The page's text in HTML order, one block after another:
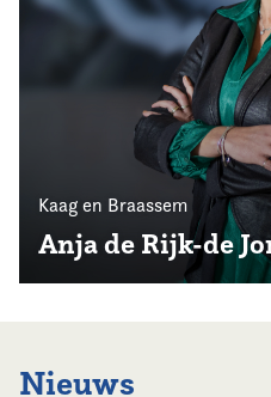
Kaag en Braassem
Anja de Rijk-de
Nieuws